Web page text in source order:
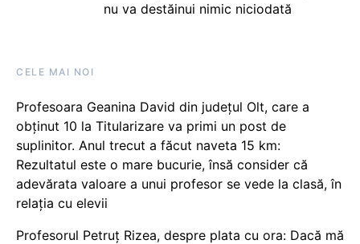
nu va destăinui nimic niciodată
CELE MAI NOI
Profesoara Geanina David din județul Olt, care a
obținut 10 la Titularizare va primi un post de
suplinitor. Anul trecut a făcut naveta 15 km:
Rezultatul este o mare bucurie, însă consider că
adevărata valoare a unui profesor se vede la clasă, în
relația cu elevii
Profesorul Petruț Rizea, despre plata cu ora: Dacă mă